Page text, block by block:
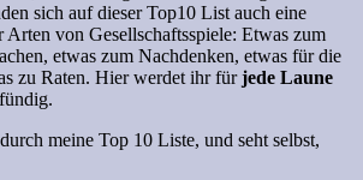
sich auf dieser Top10 List auch eine
Arten von Gesellschaftsspiele: Etwas zum
etwas zum Nachdenken, etwas für die
zu Raten. Hier werdet ihr fürjede Laune
fündig.
meine Top 10 Liste, und seht selbst,